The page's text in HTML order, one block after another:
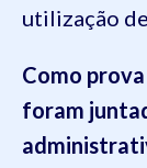
utilização
Como
foram